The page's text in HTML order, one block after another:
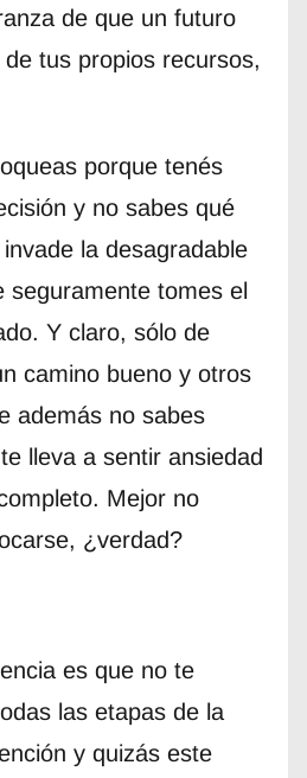
de que un futuro
tus propios recursos,
porque tenés
y no sabes qué
la desagradable
seguramente tomes el
Y claro, sólo de
camino bueno y otros
además no sabes
lleva a sentir ansiedad
Mejor no
¿verdad?
es que no te
las etapas de la
y quizás este